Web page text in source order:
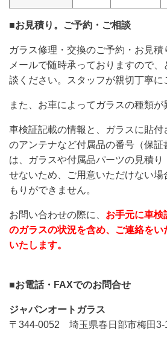
■お見積り。ご予約・ご相談
ガラス修理・交換のご予約・お見積
メールで随時承っておりますので
談ください。スタッフが親切丁寧に
また、お車によってガラスの種類が
車検証記載の情報と、ガラスに貼
のアンテナなど付属品の番号（保証
は、ガラスや付属品パーツの見積
せないため、ご用意いただけない
もりができません。
お問い合わせの際に、 お手元に車検
のガラスの状況を含め、ご連絡を
いたします。
■お電話・FAXでのお問合せ
ジャパンオートガラス
〒344-0052 埼玉県春日部市梅田3-